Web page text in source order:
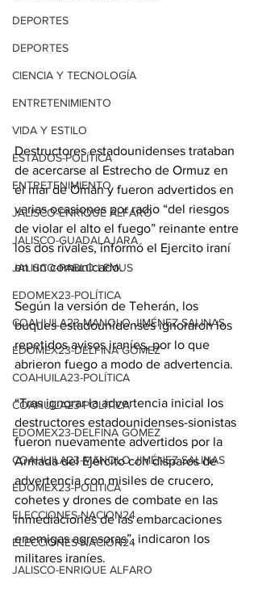
DEPORTES
DEPORTES
CIENCIA Y TECNOLOGÍA
ENTRETENIMIENTO
VIDA Y ESTILO
ESTADOS-POLÍTICA
ENTRETENIMIENTO
JALISCO-ENRIQUE ALFARO
JALISCO-GUADALAJARA
JALISCO-PABLO LEMUS
EDOMEX23-POLÍTICA
COAHUILA23-MANOLO JIMÉNEZ SALINAS
EDOMEX23-DELFINA GÓMEZ
COAHUILA23-POLÍTICA
COAHUILA23-POLÍTICA
EDOMEX23-DELFINA GÓMEZ
COAHUILA23-MANOLO JIMÉNEZ SALINAS
EDOMEX23-POLÍTICA
ELECCIONES-NACION24
ELECCIONES-NACION24
JALISCO-ENRIQUE ALFARO
Destructores estadounidenses trataban
de acercarse al Estrecho de Ormuz en
el mar de Omán y fueron advertidos en
varias ocasiones por radio “del riesgos
de violar el alto el fuego” reinante entre
los dos rivales, informó el Ejercito iraní
en un comunicado.
Según la versión de Teherán, los
buques estadounidenses ignoraron los
repetidos avisos iraníes, por lo que
abrieron fuego a modo de advertencia.
“Tras ignorar la advertencia inicial los
destructores estadounidenses-sionistas
fueron nuevamente advertidos por la
Armada del Ejército con disparos de
advertencia con misiles de crucero,
cohetes y drones de combate en las
inmediaciones de las embarcaciones
enemigas agresoras”, indicaron los
militares iraníes.